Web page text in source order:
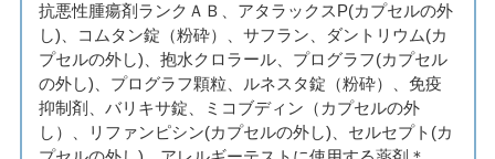
抗悪性腫瘍剤ランクＡＢ、アタラックスP(カプセルの外
し)、コムタン錠（粉砕）、サフラン、ダントリウム(カ
プセルの外し)、抱水クロラール、プログラフ(カプセル
の外し)、プログラフ顆粒、ルネスタ錠（粉砕）、免疫
抑制剤、バリキサ錠、ミコブディン（カプセルの外
し）、リファンピシン(カプセルの外し)、セルセプト(カ